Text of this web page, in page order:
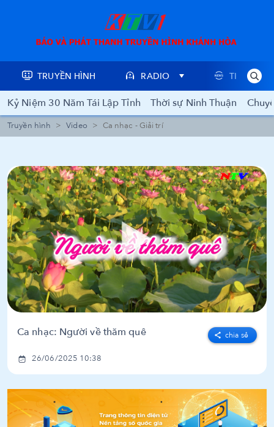
TRUYỀN HÌNH RADIO TIN TỨC
Kỷ Niệm 30 Năm Tái Lập Tỉnh Thời sự Ninh Thuận
Truyền hình Video Ca nhạc - Giải trí
Ca nhạc: Người về thăm quê chia sẻ
26/06/2025 10:38